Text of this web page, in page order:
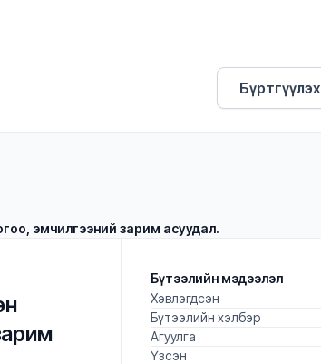
Бүртгүүлэх
эмчилгээний зарим асуудал.
Бүтээлийн мэдээлэл
Хэвлэгдсэн
Бүтээлийн хэлбэр
Агуулга
Үзсэн